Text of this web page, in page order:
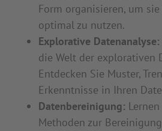
Form organisieren, um
optimal zu nutzen.
Explorative Datenanalyse:
die Welt der explorativen
Entdecken Sie Muster,
Erkenntnisse in Ihren
Datenbereinigung:
Methoden zur